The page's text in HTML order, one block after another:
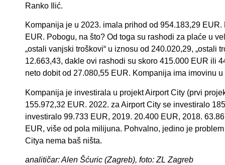
Ranko Ilić.
Kompanija je u 2023. imala prihod od 954.183,29
EUR. Pobogu, na što? Od toga su rashodi za plaće u
„ostali vanjski troškovi“ u iznosu od 240.020,29, „ostali
12.663,43, dakle ovi rashodi su skoro 415.000 EUR ili
neto dobit od 27.080,55 EUR. Kompanija ima imovinu
Kompanija je investirala u projekt Airport City (prvi
155.972,32 EUR. 2022. za Airport City se investiralo
investiralo 99.733 EUR, 2019. 20.400 EUR, 2018.
EUR, više od pola milijuna. Pohvalno, jedino je
Citya nema baš ništa.
analitičar: Alen Šćuric (Zagreb), foto: ZL Zagreb